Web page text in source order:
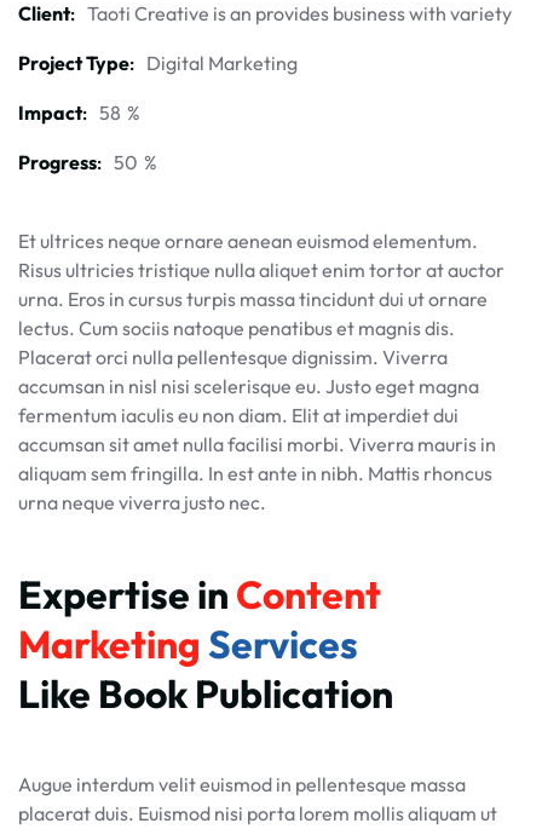
Client Taoti Creative is an provides business with variety
Project Type Digital Marketing
Impact 58 %
Progress 50 %
Et ultrices neque ornare aenean euismod elementum.
Risus ultricies tristique nulla aliquet enim tortor at auctor
urna. Eros in cursus turpis massa tincidunt dui ut ornare
lectus. Cum sociis natoque penatibus et magnis dis.
Placerat orci nulla pellentesque dignissim. Viverra
accumsan in nisl nisi scelerisque eu. Justo eget magna
fermentum iaculis eu non diam. Elit at imperdiet dui
accumsan sit amet nulla facilisi morbi. Viverra mauris in
aliquam sem fringilla. In est ante in nibh. Mattis rhoncus
urna neque viverra justo nec.
Expertise in Content
Marketing Services
Like Book Publication
Augue interdum velit euismod in pellentesque massa
placerat duis. Euismod nisi porta lorem mollis aliquam ut